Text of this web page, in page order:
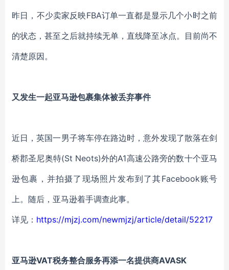
昨日，不少卖家反映FBA订单一直都是显示几个小时之前
的状态，甚至之后就持续无单，直线降至冰点。目前尚不
清楚原因。
又发生一起亚马逊包裹集体被丢弃事件
近日，英国一男子将车停在路边时，意外发现了散落在剑
桥郡圣尼奥特(St Neots)外的A1高速公路旁的数十个亚马
逊包裹，并拍摄了现场照片发布到了其Facebook账号
上。随后，亚马逊着手调查此事。
详见： https://mjzj.com/newmjzj/article/detail/52217
亚马逊VAT税务整合服务再添一名提供商AVASK